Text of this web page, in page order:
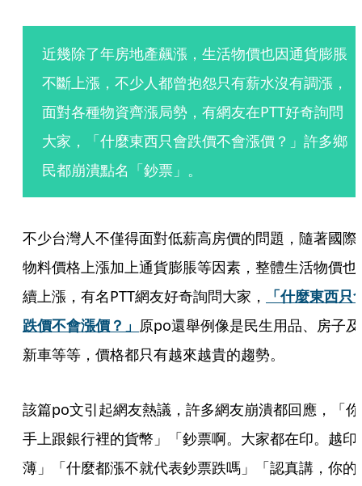
近幾除了年房地產飆漲，生活物價也因通貨膨脹
不斷上漲，不少人都曾抱怨只有薪水沒有調漲，
面對各種物資齊漲局勢，有網友在PTT好奇詢問
大家，「什麼東西只會跌價不會漲價？」許多鄉
民都崩潰點名「鈔票」。
不少台灣人不僅得面對低薪高房價的問題，隨著國際
物料價格上漲加上通貨膨脹等因素，整體生活物價也
續上漲，有名PTT網友好奇詢問大家，
「什麼東西只
跌價不會漲價？」 原po還舉例像是民生用品、房子及
新車等等，價格都只有越來越貴的趨勢。
該篇po文引起網友熱議，許多網友崩潰都回應，「你
手上跟銀行裡的貨幣」「鈔票啊。大家都在印。越印
薄」「什麼都漲不就代表鈔票跌嗎」「認真講，你的